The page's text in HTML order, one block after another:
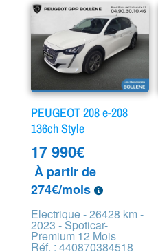
PEUGEOT 208 e-208
136ch Style
17 990€
À partir de
274€/mois
Electrique - 26428 km -
2023 - Spoticar-
Premium 12 Mois
Réf. : 440870384518